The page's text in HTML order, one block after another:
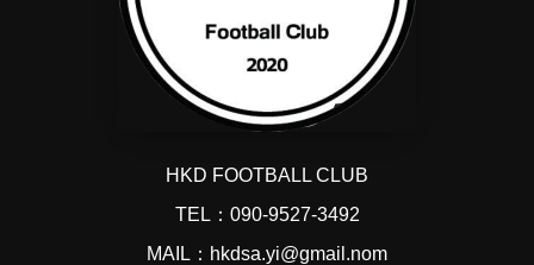
HKD FOOTBALL CLUB
TEL：090-9527-3492
MAIL：hkdsa.yi@gmail.nom